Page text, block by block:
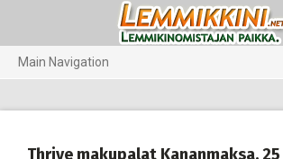
Main Navigation
Thrive makupalat Kananmaksa,